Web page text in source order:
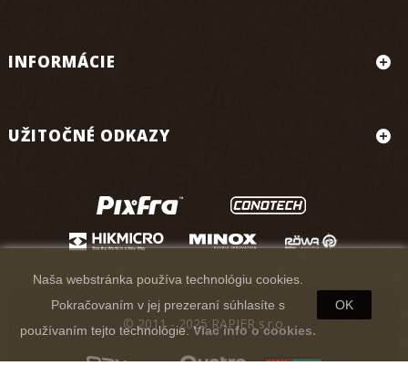
INFORMÁCIE
UŽITOČNÉ ODKAZY
Naša webstránka používa technológiu cookies.
Pokračovaním v jej prezeraní súhlasíte s
používaním tejto technológie.Viac info o cookies.
OK
© 2011 - 2025 RAPIER s.r.o.